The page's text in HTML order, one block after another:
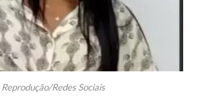
Redes Sociais